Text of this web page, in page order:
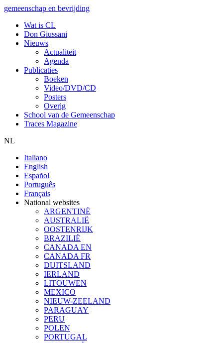
gemeenschap en bevrijding
Wat is CL
Don Giussani
Nieuws
Actualiteit
Agenda
Publicaties
Boeken
Video/DVD/CD
Posters
Overig
School van de Gemeenschap
Traces Magazine
NL
Italiano
English
Español
Português
Français
National websites
ARGENTINË
AUSTRALIË
OOSTENRIJK
BRAZILIË
CANADA EN
CANADA FR
DUITSLAND
IERLAND
LITOUWEN
MEXICO
NIEUW-ZEELAND
PARAGUAY
PERU
POLEN
PORTUGAL